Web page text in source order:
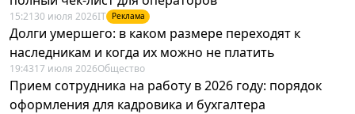
15:21 30 июля 2026IT Реклама
Долги умершего: в каком размере переходят к
наследникам и когда их можно не платить
19:4317 июля 2026Общество
Прием сотрудника на работу в 2026 году: порядок
оформления для кадровика и бухгалтера